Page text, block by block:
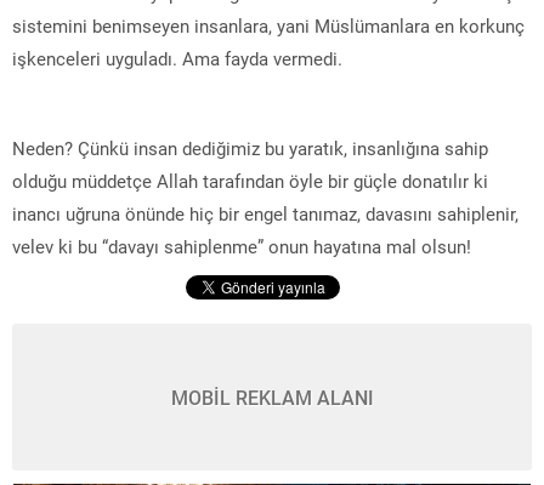
sistemini benimseyen insanlara, yani Müslümanlara en korkunç
işkenceleri uyguladı. Ama fayda vermedi.
Neden? Çünkü insan dediğimiz bu yaratık, insanlığına sahip
olduğu müddetçe Allah tarafından öyle bir güçle donatılır ki
inancı uğruna önünde hiç bir engel tanımaz, davasını sahiplenir,
velev ki bu “davayı sahiplenme” onun hayatına mal olsun!
MOBİL REKLAM ALANI